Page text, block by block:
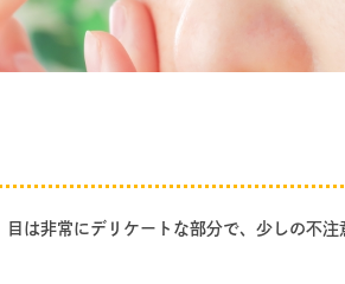
は非常にデリケートな部分で、少しの不注